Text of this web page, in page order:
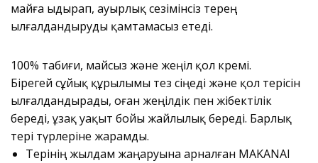
майға ыдырап, ауырлық сезімінсіз терең
ылғалдандыруды қамтамасыз етеді.
100% табиғи, майсыз және жеңіл қол кремі.
Бірегей сұйық құрылымы тез сіңеді және қол терісін
ылғалдандырады, оған жеңілдік пен жібектілік
береді, ұзақ уақыт бойы жайлылық береді. Барлық
тері түрлеріне жарамды.
Терінің жылдам жаңаруына арналған MAKANAI